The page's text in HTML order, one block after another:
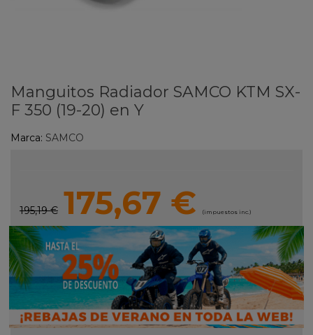
Manguitos Radiador SAMCO KTM SX-
F 350 (19-20) en Y
Marca: SAMCO
195,19 € 175,67 € (impuestos inc.)